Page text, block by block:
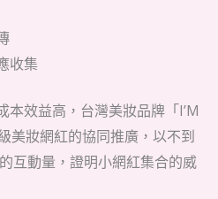
收集
本效益高，台灣美妝品牌「I’M
美妝網紅的協同推廣，以不到
互動量，證明小網紅集合的威